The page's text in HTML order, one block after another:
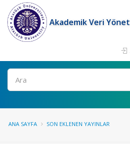
Akademik Veri
Ara
ANA SAYFA SON EKLENEN YAYINLAR